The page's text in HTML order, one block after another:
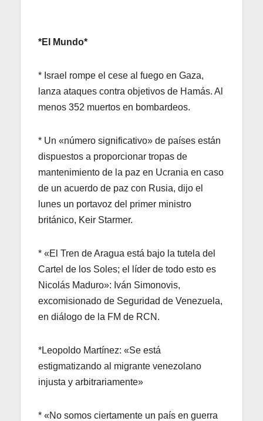
*El Mundo*
* Israel rompe el cese al fuego en Gaza,
lanza ataques contra objetivos de Hamás. Al
menos 352 muertos en bombardeos.
* Un «número significativo» de países están
dispuestos a proporcionar tropas de
mantenimiento de la paz en Ucrania en caso
de un acuerdo de paz con Rusia, dijo el
lunes un portavoz del primer ministro
británico, Keir Starmer.
* «El Tren de Aragua está bajo la tutela del
Cartel de los Soles; el líder de todo esto es
Nicolás Maduro»: Iván Simonovis,
excomisionado de Seguridad de Venezuela,
en diálogo de la FM de RCN.
*Leopoldo Martínez: «Se está
estigmatizando al migrante venezolano
injusta y arbitrariamente»
* «No somos ciertamente un país en guerra